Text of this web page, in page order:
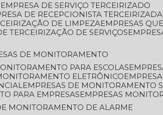
EMPRESA DE SERVIÇO TERCEIRIZADO
DE RECEPCIONISTA TERCEIRIZADA
DE LIMPEZA
EMPRESAS
TERCEIRIZAÇÃO DE SERVIÇOS
DE MONITORAMENTO
PARA ESCOLAS
ELETRÔNICO
EMPRESAS DE MONITORAMENTO
PARA EMPRESAS
EMPRESAS
MONITORAMENTO DE ALARME